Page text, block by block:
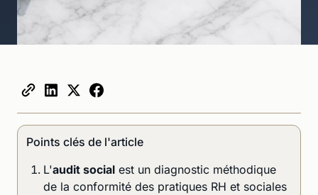
Points clés de l'article
L'audit social est un diagnostic méthodique
de la conformité des pratiques RH et sociales